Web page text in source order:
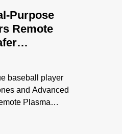
Purpose
Remote
Chamber
baseball player
and Advanced
Plasma